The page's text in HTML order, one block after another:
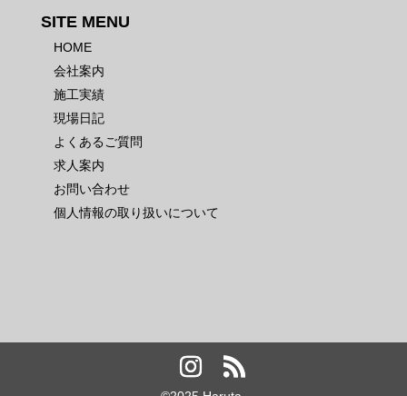
SITE MENU
HOME
会社案内
施工実績
現場日記
よくあるご質問
求人案内
お問い合わせ
個人情報の取り扱いについて